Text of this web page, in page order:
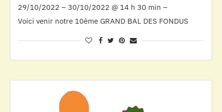
29/10/2022 – 30/10/2022 @ 14 h 30 min –
Voici venir notre 10ème GRAND BAL DES FONDUS